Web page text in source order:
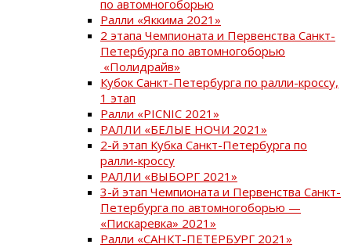
по автомногоборью
Ралли «Яккима 2021»
2 этапа Чемпионата и Первенства Санкт-
Петербурга по автомногоборью
«Полидрайв»
Кубок Санкт-Петербурга по ралли-кроссу,
1 этап
Ралли «PICNIC 2021»
РАЛЛИ «БЕЛЫЕ НОЧИ 2021»
2-й этап Кубка Санкт-Петербурга по
ралли-кроссу
РАЛЛИ «ВЫБОРГ 2021»
3-й этап Чемпионата и Первенства Санкт-
Петербурга по автомногоборью —
«Пискаревка» 2021»
Ралли «САНКТ-ПЕТЕРБУРГ 2021»